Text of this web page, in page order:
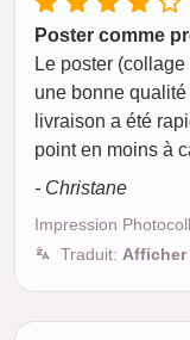
Poster comme
Le poster
une bonne
livraison a été
point en moins à
- Christane
Impression
Traduit: Afficher